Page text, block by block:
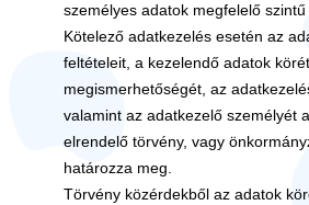
személyes adatok megfelelő
Kötelező adatkezelés esetén az
feltételeit, a kezelendő adatok
megismerhetőségét, az
valamint az adatkezelő személyét
elrendelő törvény, vagy
határozza meg.
Törvény közérdekből az adatok